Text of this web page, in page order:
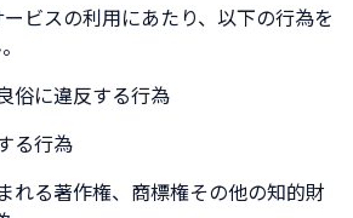
ビスの利用にあたり、以下の行為を
俗に違反する行為
る行為
れる著作権、商標権その他の知的財